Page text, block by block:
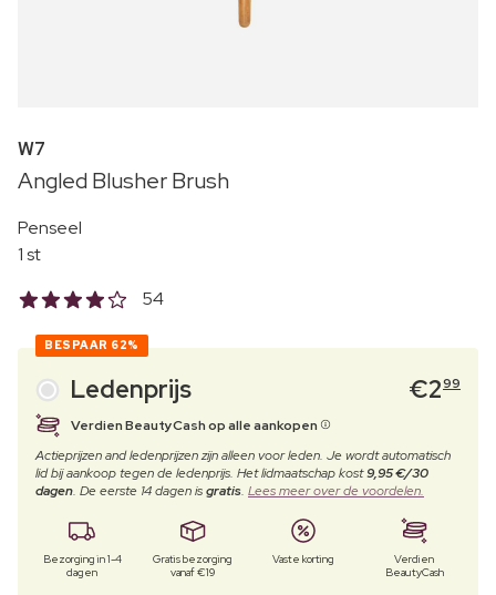
W7
Angled Blusher Brush
Penseel
1 st
54
BESPAAR 62%
Ledenprijs €299
Verdien BeautyCash op alle aankopen
Actieprijzen and ledenprijzen zijn alleen voor leden. Je wordt automatisch
lid bij aankoop tegen de ledenprijs. Het lidmaatschap kost9,95 €/30
dagen. De eerste 14 dagen isgratis. Lees meer over de voordelen.
Bezorging in 1-4
dagen
Gratis bezorging
vanaf €19
Vaste korting
Verdien
BeautyCash